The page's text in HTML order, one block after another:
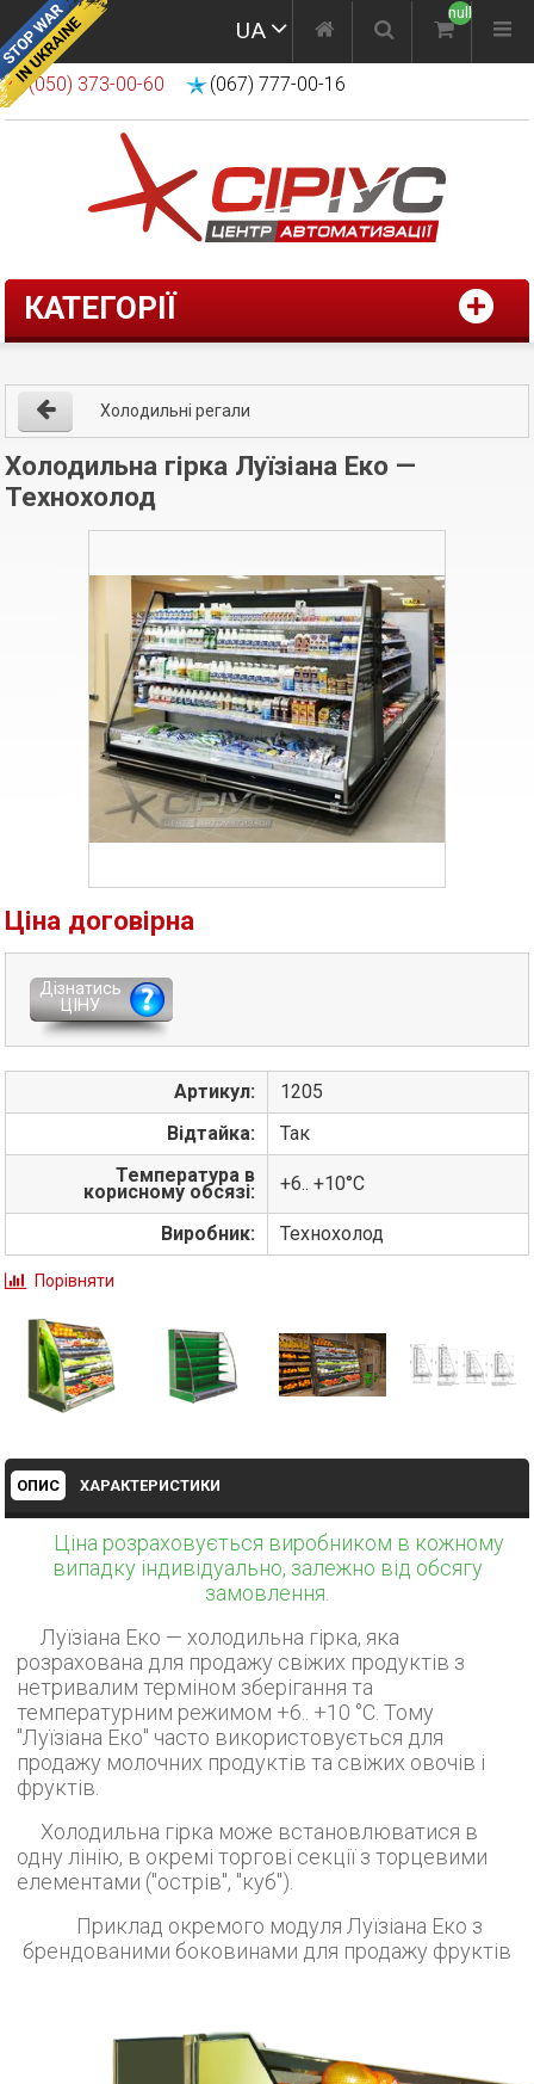
UA
null
(050) 373-00-60 (067) 777-00-16
КАТЕГОРІЇ
Холодильні регали
Холодильна гірка Луїзіана Еко —
Технохолод
Ціна договірна
Дізнатись
ЦІНУ
Артикул:
1205
Відтайка:
Так
Температура в
корисному обсязі: +6.. +10°С
Виробник: Технохолод
Порівняти
ОПИС ХАРАКТЕРИСТИКИ
Ціна розраховується виробником в кожному
випадку індивідуально, залежно від обсягу
замовлення.
Луїзіана Еко — холодильна гірка, яка
розрахована для продажу свіжих продуктів з
нетривалим терміном зберігання та
температурним режимом +6.. +10 °С. Тому
"Луїзіана Еко" часто використовується для
продажу молочних продуктів та свіжих овочів і
фруктів.
Холодильна гірка може встановлюватися в
одну лінію, в окремі торгові секції з торцевими
елементами ("острів", "куб").
Приклад окремого модуля Луїзіана Еко з
брендованими боковинами для продажу фруктів